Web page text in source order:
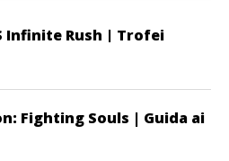
Infinite Rush | Trofei
Fighting Souls | Guida ai